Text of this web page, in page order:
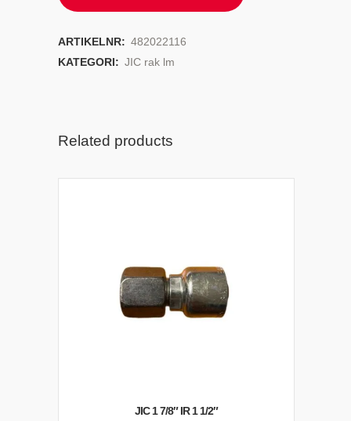
ARTIKELNR: 482022116
KATEGORI: JIC rak lm
Related products
JIC 1 7/8″ IR 1 1/2″